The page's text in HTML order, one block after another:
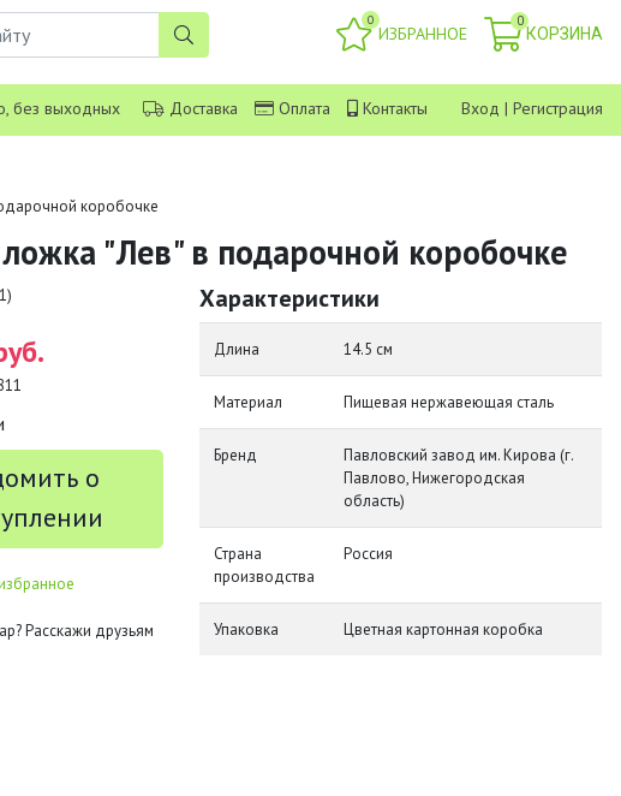
0
ИЗБРАННОЕ
0
КОРЗИНА
без выходных Доставка Оплата Контакты Вход | Регистрация
коробочке
"Лев" в подарочной коробочке
о
Расскажи друзьям
Характеристики
Длина 14.5 см
Материал Пищевая нержавеющая сталь
Бренд
Павловский завод им. Кирова (г.
Павлово, Нижегородская
область)
Страна
производства
Россия
Упаковка Цветная картонная коробка